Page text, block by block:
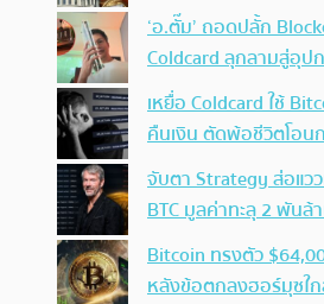
‘อ.ตั๊ม’ ถอดปลั้ก
Coldcard ลุกลามสู่อุป
เหยื่อ Coldcard ใช้
คืนเงิน ตัดพ้อชีวิตโอ
จับตา Strategy ส่อแว
BTC มูลค่าทะลุ 2 พันล้
Bitcoin ทรงตัว
หลังข้อตกลงฮอร์มุซใ